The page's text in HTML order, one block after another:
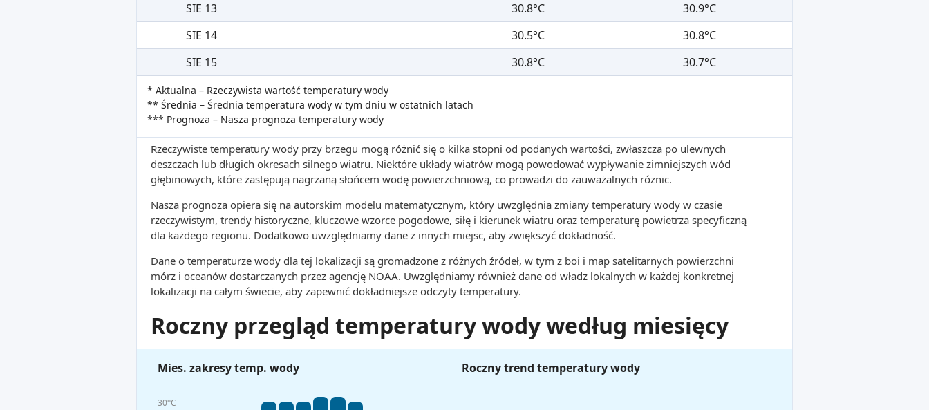
SIE 13
30.8°C
30.9°C
SIE 14
30.5°C
30.8°C
SIE 15
30.8°C 30.7°C
* Aktualna – Rzeczywista wartość temperatury wody
** Średnia – Średnia temperatura wody w tym dniu w ostatnich latach
*** Prognoza – Nasza prognoza temperatury wody
Rzeczywiste temperatury wody przy brzegu mogą różnić się o kilka stopni od podanych wartości, zwłaszcza po ulewnych
deszczach lub długich okresach silnego wiatru. Niektóre układy wiatrów mogą powodować wypływanie zimniejszych wód
głębinowych, które zastępują nagrzaną słońcem wodę powierzchniową, co prowadzi do zauważalnych różnic.
Nasza prognoza opiera się na autorskim modelu matematycznym, który uwzględnia zmiany temperatury wody w czasie
rzeczywistym, trendy historyczne, kluczowe wzorce pogodowe, siłę i kierunek wiatru oraz temperaturę powietrza specyficzną
dla każdego regionu. Dodatkowo uwzględniamy dane z innych miejsc, aby zwiększyć dokładność.
Dane o temperaturze wody dla tej lokalizacji są gromadzone z różnych źródeł, w tym z boi i map satelitarnych powierzchni
mórz i oceanów dostarczanych przez agencję NOAA. Uwzględniamy również dane od władz lokalnych w każdej konkretnej
lokalizacji na całym świecie, aby zapewnić dokładniejsze odczyty temperatury.
Roczny przegląd temperatury wody według miesięcy
Mies. zakresy temp. wody
30°C
Roczny trend temperatury wody